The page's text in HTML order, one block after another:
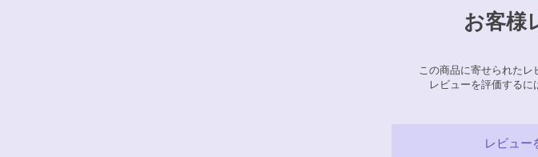
お客様
この商品に寄せられたレ
レビューを評価するに
レビュー